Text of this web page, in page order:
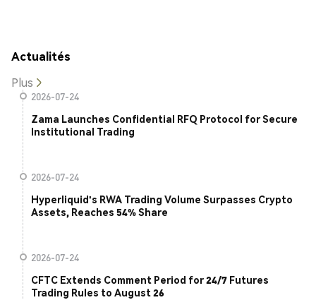
Actualités
Plus
2026-07-24
Zama Launches Confidential RFQ Protocol for Secure
Institutional Trading
2026-07-24
Hyperliquid's RWA Trading Volume Surpasses Crypto
Assets, Reaches 54% Share
2026-07-24
CFTC Extends Comment Period for 24/7 Futures
Trading Rules to August 26